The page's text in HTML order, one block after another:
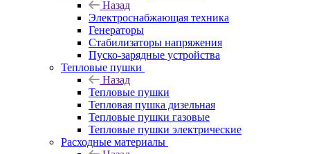
Назад
Электроснабжающая техника
Генераторы
Стабилизаторы напряжения
Пуско-зарядные устройства
Тепловые пушки
Назад
Тепловые пушки
Тепловая пушка дизельная
Тепловые пушки газовые
Тепловые пушки электрические
Расходные материалы